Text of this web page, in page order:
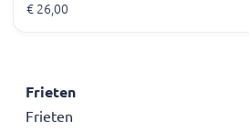
€ 26,00
Frieten
Frieten